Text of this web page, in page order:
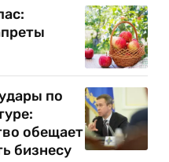
по
обещает
бизнесу